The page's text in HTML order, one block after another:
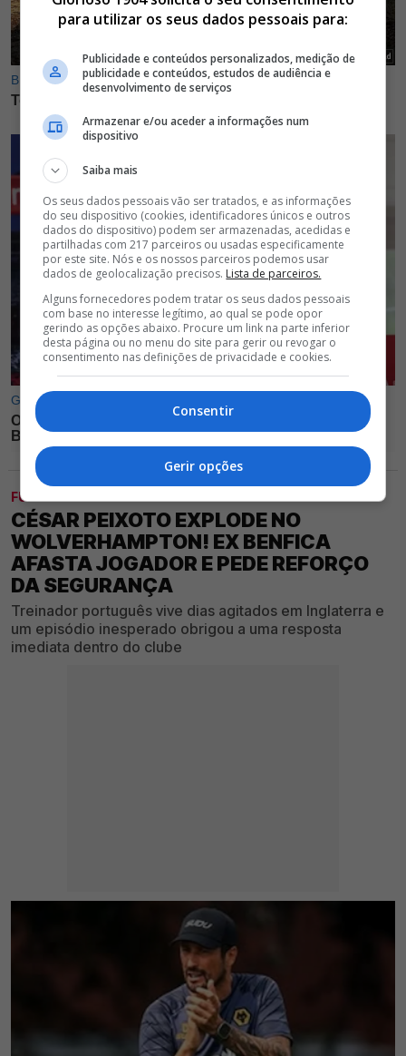
FUTEBOL
CÉSAR PEIXOTO EXPLODE NO
WOLVERHAMPTON! EX BENFICA
AFASTA JOGADOR E PEDE REFORÇO
DA SEGURANÇA
Treinador português vive dias agitados em Inglaterra e
um episódio inesperado obrigou a uma resposta
imediata dentro do clube
para utilizar os seus dados pessoais para:
Publicidade e conteúdos personalizados, medição de
publicidade e conteúdos, estudos de audiência e
desenvolvimento de serviços
Armazenar e/ou aceder a informações num
dispositivo
Saiba mais
Os seus dados pessoais vão ser tratados, e as informações
do seu dispositivo (cookies, identificadores únicos e outros
dados do dispositivo) podem ser armazenadas, acedidas e
partilhadas com 217 parceiros ou usadas especificamente
por este site. Nós e os nossos parceiros podemos usar
dados de geolocalização precisos. Lista de parceiros.
Alguns fornecedores podem tratar os seus dados pessoais
com base no interesse legítimo, ao qual se pode opor
gerindo as opções abaixo. Procure um link na parte inferior
desta página ou no menu do site para gerir ou revogar o
consentimento nas definições de privacidade e cookies.
Consentir
Gerir opções